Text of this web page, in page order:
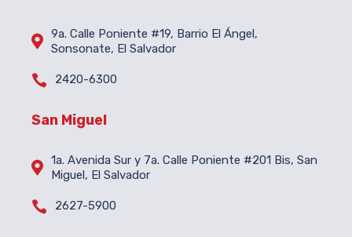
 9a. Calle Poniente #19, Barrio El Ángel,
Sonsonate, El Salvador
 2420-6300
San Miguel
 1a. Avenida Sur y 7a. Calle Poniente #201 Bis, San
Miguel, El Salvador
 2627-5900